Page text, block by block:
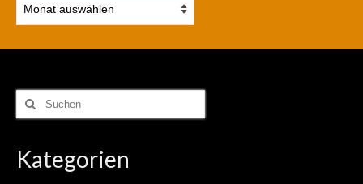
Archiv
Suchen
nach:
Kategorien